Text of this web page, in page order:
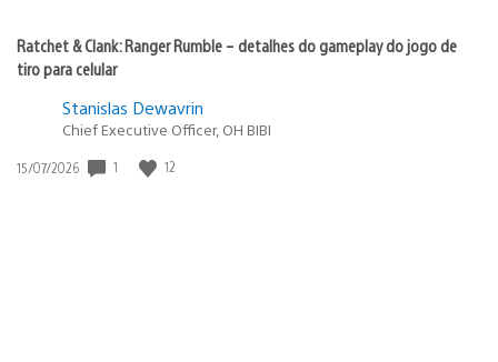
Ratchet & Clank: Ranger Rumble – detalhes do gameplay do jogo de
tiro para celular
Stanislas Dewavrin
Chief Executive Officer, OH BIBI
Data
15/07/2026 1 12